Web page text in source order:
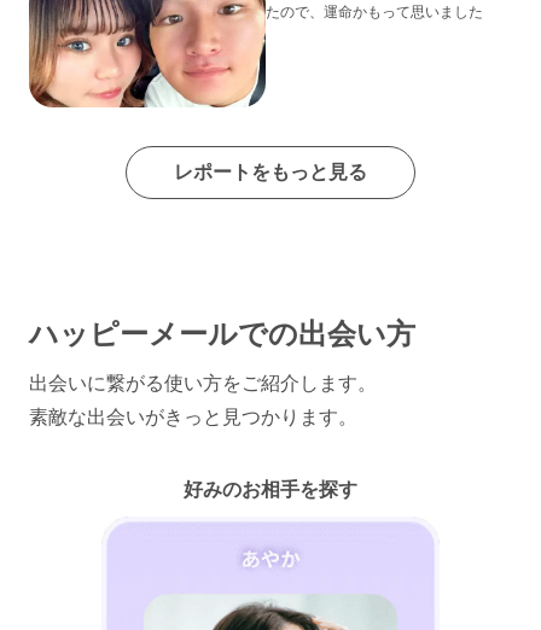
たので、運命かもって思いました
レポートをもっと見る
ハッピーメールでの出会い方
出会いに繋がる使い方をご紹介します。
素敵な出会いがきっと見つかります。
好みのお相手を探す